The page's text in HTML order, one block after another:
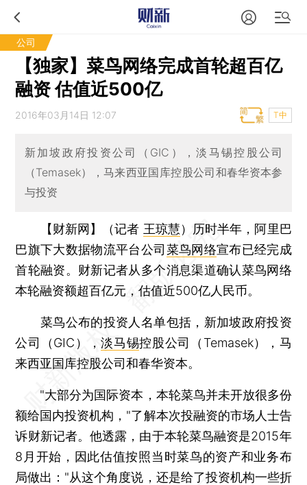
公司
【独家】菜鸟网络完成首轮超百亿
融资 估值近500亿
2016年03月14日 12:07 T中
新加坡政府投资公司（GIC），淡马锡控股公司
（Temasek），马来西亚国库控股公司和春华资本参
与投资
【财新网】（记者 王琼慧） 历时半年，阿里巴
巴旗下大数据物流平台公司 菜鸟网络宣布已经完成
首轮融资。财新记者从多个消息渠道确认菜鸟网络
本轮融资额超百亿元，估值近500亿人民币。
菜鸟公布的投资人名单包括，新加坡政府投资
公司（GIC），淡马锡控股公司（Temasek），马
来西亚国库控股公司和春华资本。
"大部分为国际资本，本轮菜鸟并未开放很多份
额给国内投资机构，"了解本次投融资的市场人士告
诉财新记者。他透露，由于本轮菜鸟融资是2015年
8月开始，因此估值按照当时菜鸟的资产和业务布
局做出："从这个角度说，还是给了投资机构一些折